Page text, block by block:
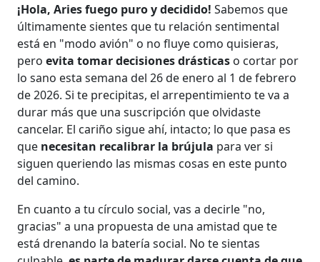
¡Hola, Aries fuego puro y decidido! Sabemos que
últimamente sientes que tu relación sentimental
está en "modo avión" o no fluye como quisieras,
peroevita tomar decisiones drásticas o cortar por
lo sano esta semana del 26 de enero al 1 de febrero
de 2026. Si te precipitas, el arrepentimiento te va a
durar más que una suscripción que olvidaste
cancelar. El cariño sigue ahí, intacto; lo que pasa es
que necesitan recalibrar la brújula para ver si
siguen queriendo las mismas cosas en este punto
del camino.
En cuanto a tu círculo social, vas a decirle "no,
gracias" a una propuesta de una amistad que te
está drenando la batería social. No te sientas